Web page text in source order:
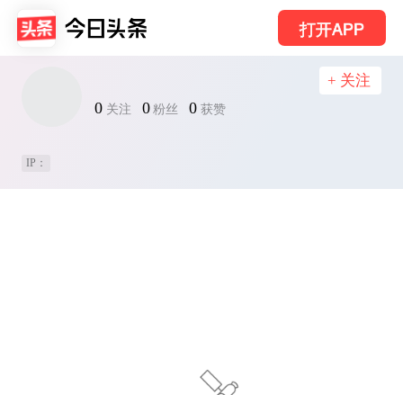
打开APP
0 关注 0 粉丝 0 获赞
+ 关注
IP：